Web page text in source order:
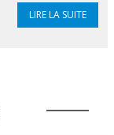
LIRE LA SUITE